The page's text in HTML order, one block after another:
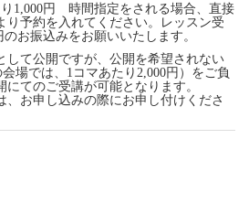
1,000円 時間指定をされる場合、直接
り予約を入れてください。レッスン受
お振込みをお願いいたします。
して公開ですが、公開を希望されない
場では、1コマあたり2,000円）をご負
てのご受講が可能となります。
、お申し込みの際にお申し付けくださ